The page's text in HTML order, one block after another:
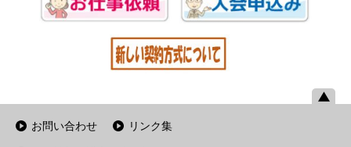
お問い合わせ リンク集